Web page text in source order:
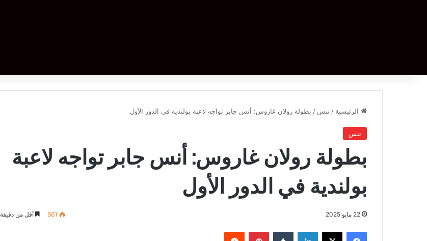
الرئيسية / تنس / بطولة رولان غاروس: أنس جابر تواجه لاعبة بولندية في الدور الأول
تنس
بطولة رولان غاروس: أنس جابر تواجه لاعبة
بولندية في الدور الأول
22 مايو 2025 561 أقل من دقيقة
فيسبوك ‫X لينكدإن بينتيريست